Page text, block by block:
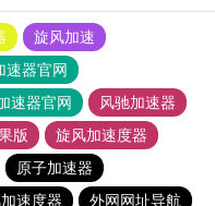
旋风加速
速器官网
速器官网
风驰加速器
版
旋风加速度器
原子加速器
速度器
外网网址导航